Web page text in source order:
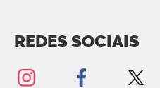
REDES SOCIAIS